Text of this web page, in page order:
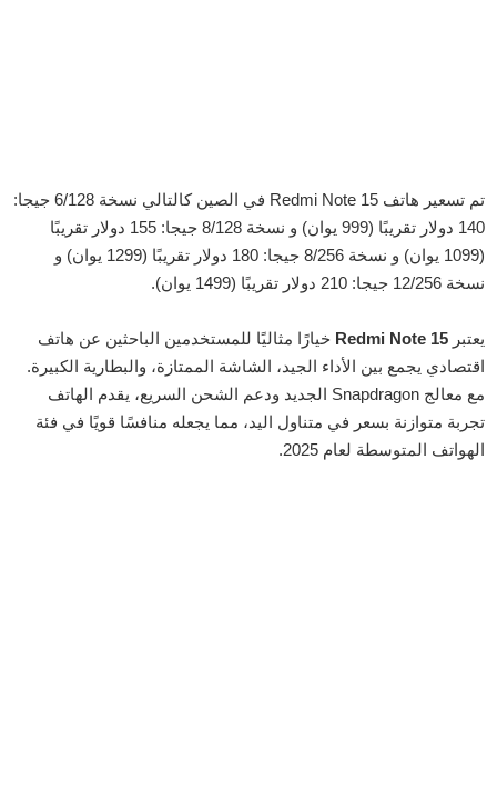
تم تسعير هاتف Redmi Note 15 في الصين كالتالي نسخة 6/128 جيجا:
140 دولار تقريبًا (999 يوان) و نسخة 8/128 جيجا: 155 دولار تقريبًا
(1099 يوان) و نسخة 8/256 جيجا: 180 دولار تقريبًا (1299 يوان) و
نسخة 12/256 جيجا: 210 دولار تقريبًا (1499 يوان).
يعتبر Redmi Note 15 خيارًا مثاليًا للمستخدمين الباحثين عن هاتف
اقتصادي يجمع بين الأداء الجيد، الشاشة الممتازة، والبطارية الكبيرة.
مع معالج Snapdragon الجديد ودعم الشحن السريع، يقدم الهاتف
تجربة متوازنة بسعر في متناول اليد، مما يجعله منافسًا قويًا في فئة
الهواتف المتوسطة لعام 2025.